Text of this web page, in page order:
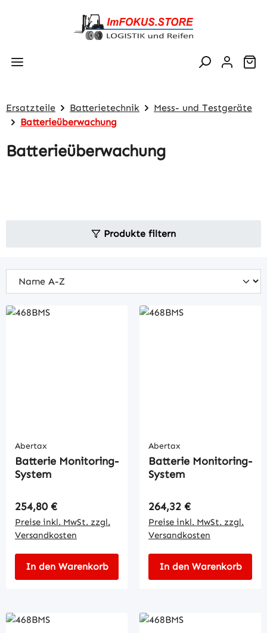
Zum Hauptinhalt springen
Ersatzteile Batterietechnik
Mess- und Testgeräte
Batterieüberwachung
Batterieüberwachung
Produkte filtern
Abertax
Batterie Monitoring-
System
Regulärer Preis:
254,80 €
Preise inkl. MwSt. zzgl.
Versandkosten
In den Warenkorb
Abertax
Batterie Monitoring-
System
Regulärer Preis:
264,32 €
Preise inkl. MwSt. zzgl.
Versandkosten
In den Warenkorb